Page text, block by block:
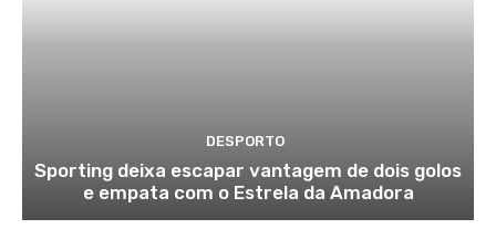
DESPORTO
Sporting deixa escapar vantagem de dois golos
e empata com o Estrela da Amadora